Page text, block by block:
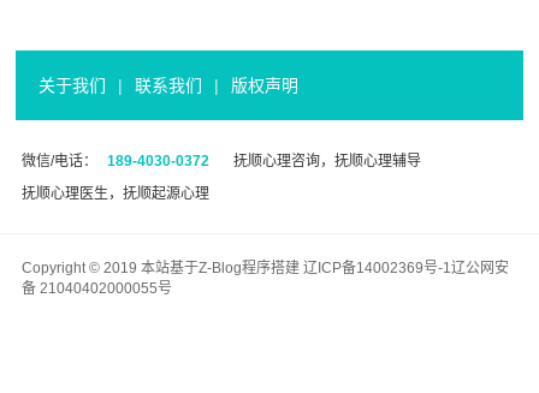
关于我们 | 联系我们 | 版权声明
微信/电话： 189-4030-0372
抚顺心理咨询，抚顺心理辅导
抚顺心理医生，抚顺起源心理
Copyright © 2019 本站基于Z-Blog程序搭建 辽ICP备14002369号-1 辽公网安
备 21040402000055号